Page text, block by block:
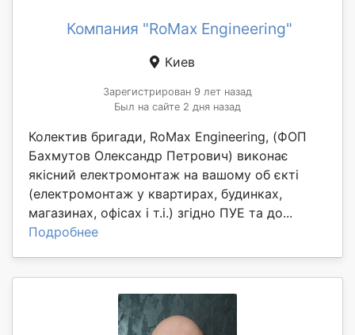
Компания "RoMax Engineering"
Киев
Зарегистрирован 9 лет назад
Был на сайте 2 дня назад
Колектив бригади, RoMax Engineering, (ФОП
Бахмутов Олександр Петрович) виконає
якісний електромонтаж на вашому об єкті
(електромонтаж у квартирах, будинках,
магазинах, офісах і т.і.) згідно ПУЕ та до...
Подробнее